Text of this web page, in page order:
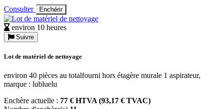
Consulter Enchérir
environ 10 heures
Suivre
Lot de matériel de nettoyage
environ 40 pièces au totalfourni hors étagère murale 1 aspirateur,
marque : lubluelu
Enchère actuelle : 77 € HTVA (93,17 € TVAC)